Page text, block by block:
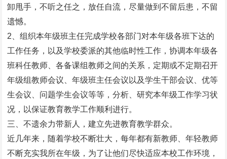
卸甩手，不听之任之，放任自流，尽量做到不留后患，不留
遗憾。
2、组织本年级班主任完成学校各部门对本年级各班下达的
工作任务，以及学校委派的其他临时性工作，协调本年级各
班科任教师、各备课组教师之间的关系，定期或不定期召开
年级组教师会议、年级班主任会议以及学生干部会议、优等
生会议、问题学生会议等等，分析、研究本年级工作学习状
况，以保证教育教学工作顺利进行。
三、不遗余力带新人，建立先进教育教学群众。
近几年来，随着学校不断壮大，每年都有新教师、年轻教师
不断充实我所在年级，为了让他们尽快适应本校工作环境，